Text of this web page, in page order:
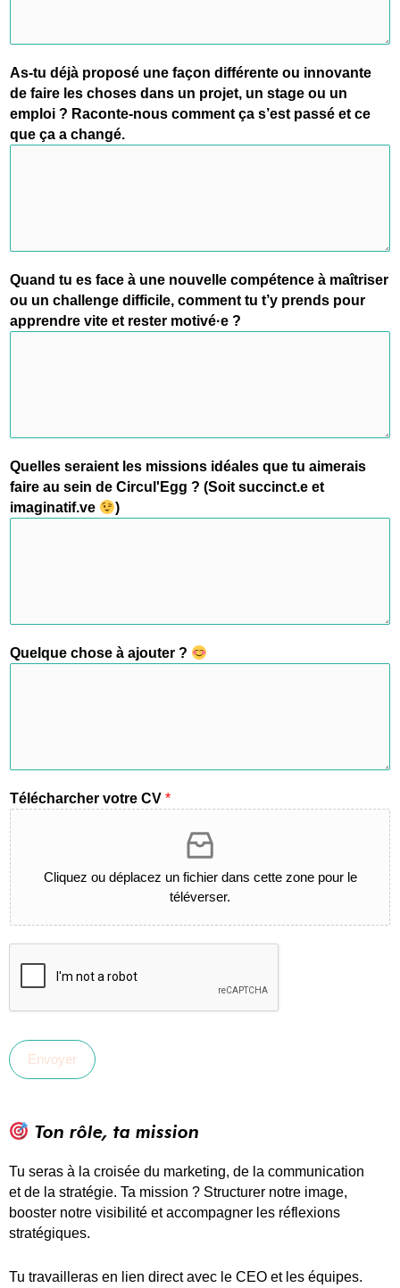
As-tu déjà proposé une façon différente ou innovante
de faire les choses dans un projet, un stage ou un
emploi ? Raconte-nous comment ça s’est passé et ce
que ça a changé.
Quand tu es face à une nouvelle compétence à maîtriser
ou un challenge difficile, comment tu t’y prends pour
apprendre vite et rester motivé·e ?
Quelles seraient les missions idéales que tu aimerais
faire au sein de Circul'Egg ? (Soit succinct.e et
imaginatif.ve
)
Quelque chose à ajouter ?
Télécharcher votre CV *
Cliquez ou déplacez un fichier dans cette zone pour le
téléverser.
Envoyer
Ton rôle, ta mission
Tu seras à la croisée du marketing, de la communication
et de la stratégie. Ta mission ? Structurer notre image,
booster notre visibilité et accompagner les réflexions
stratégiques.
Tu travailleras en lien direct avec le CEO et les équipes.